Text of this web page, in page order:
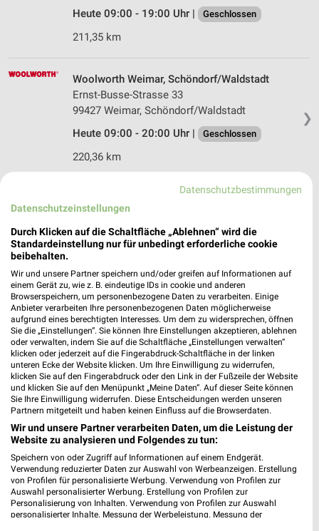
Heute 09:00 - 19:00 Uhr |
Geschlossen
211,35 km
❯
Woolworth Weimar, Schöndorf/Waldstadt
Ernst-Busse-Strasse 33
99427 Weimar, Schöndorf/Waldstadt
Heute 09:00 - 20:00 Uhr |
Geschlossen
220,36 km
Wallstraße 11b
06493 Ballenstedt
Heute 09:00 - 18:30 Uhr |
172,53 km • Angebote: 3 Prospekte
Ernsting's family Apolda
Brauhof 3
99510 Apolda
Heute 09:00 - 18:30 Uhr | Geschlossen
211,28 km
Ernsting's family Weimar
Friedensstraße 1
99423 Weimar
Heute 09:00 - 20:00 Uhr | Geschlossen
222,55 km
Datenschutzbestimmungen
Datenschutzeinstellungen
Durch Klicken auf die Schaltfläche „Ablehnen“ wird die
Standardeinstellung nur für unbedingt erforderliche cookie
beibehalten.
Wir und unsere Partner speichern und/oder greifen auf Informationen auf
einem Gerät zu, wie z. B. eindeutige IDs in cookie und anderen
Browserspeichern, um personenbezogene Daten zu verarbeiten. Einige
Anbieter verarbeiten Ihre personenbezogenen Daten möglicherweise
aufgrund eines berechtigten Interesses. Um dem zu widersprechen, öffnen
Sie die „Einstellungen“. Sie können Ihre Einstellungen akzeptieren, ablehnen
oder verwalten, indem Sie auf die Schaltfläche „Einstellungen verwalten“
klicken oder jederzeit auf die Fingerabdruck-Schaltfläche in der linken
unteren Ecke der Website klicken. Um Ihre Einwilligung zu widerrufen,
klicken Sie auf den Fingerabdruck oder den Link in der Fußzeile der Website
und klicken Sie auf den Menüpunkt „Meine Daten“. Auf dieser Seite können
Sie Ihre Einwilligung widerrufen. Diese Entscheidungen werden unseren
Partnern mitgeteilt und haben keinen Einfluss auf die Browserdaten.
Wir und unsere Partner verarbeiten Daten, um die Leistung der
Website zu analysieren und Folgendes zu tun:
Speichern von oder Zugriff auf Informationen auf einem Endgerät.
Verwendung reduzierter Daten zur Auswahl von Werbeanzeigen. Erstellung
von Profilen für personalisierte Werbung. Verwendung von Profilen zur
Auswahl personalisierter Werbung. Erstellung von Profilen zur
Personalisierung von Inhalten. Verwendung von Profilen zur Auswahl
personalisierter Inhalte. Messung der Werbeleistung. Messung der